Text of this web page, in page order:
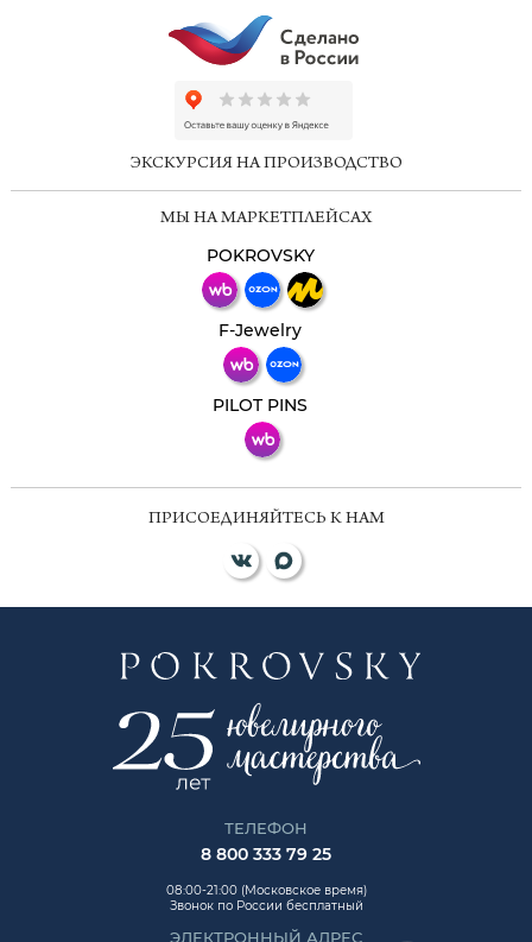
ЭКСКУРСИЯ НА ПРОИЗВОДСТВО
МЫ НА МАРКЕТПЛЕЙСАХ
POKROVSKY
F-Jewelry
PILOT PINS
ПРИСОЕДИНЯЙТЕСЬ К НАМ
ТЕЛЕФОН
8 800 333 79 25
08:00-21:00 (Московское время)
Звонок по России бесплатный
ЭЛЕКТРОННЫЙ АДРЕС